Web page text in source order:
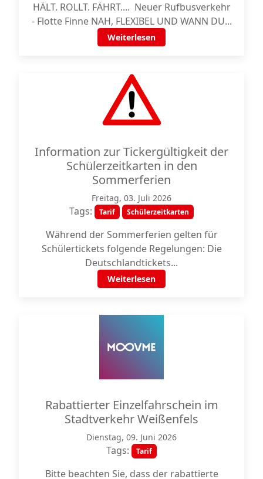
HÄLT. ROLLT. FÄHRT.... Neuer Rufbusverkehr
- Flotte Finne NAH, FLEXIBEL UND WANN DU...
Weiterlesen
Information zur Tickergültigkeit der
Schülerzeitkarten in den
Sommerferien
Freitag, 03. Juli 2026
Tags: Tarif Schülerzeitkarten
Während der Sommerferien gelten für
Schülertickets folgende Regelungen: Die
Deutschlandtickets...
Weiterlesen
Rabattierter Einzelfahrschein im
Stadtverkehr Weißenfels
Dienstag, 09. Juni 2026
Tags: Tarif
Bitte beachten Sie, dass der rabattierte